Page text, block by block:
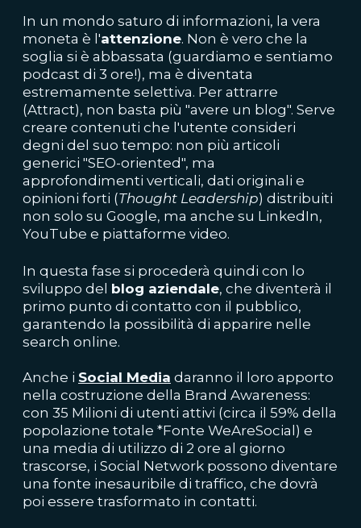
In un mondo saturo di informazioni, la vera
moneta è l'attenzione. Non è vero che la
soglia si è abbassata (guardiamo e sentiamo
podcast di 3 ore!), ma è diventata
estremamente selettiva. Per attrarre
(Attract), non basta più "avere un blog". Serve
creare contenuti che l'utente consideri
degni del suo tempo: non più articoli
generici "SEO-oriented", ma
approfondimenti verticali, dati originali e
opinioni forti (Thought Leadership) distribuiti
non solo su Google, ma anche su LinkedIn,
YouTube e piattaforme video.
In questa fase si procederà quindi con lo
sviluppo del blog aziendale, che diventerà il
primo punto di contatto con il pubblico,
garantendo la possibilità di apparire nelle
search online.
Anche i Social Media daranno il loro apporto
nella costruzione della Brand Awareness:
con 35 Milioni di utenti attivi (circa il 59% della
popolazione totale *Fonte WeAreSocial) e
una media di utilizzo di 2 ore al giorno
trascorse, i Social Network possono diventare
una fonte inesauribile di traffico, che dovrà
poi essere trasformato in contatti.